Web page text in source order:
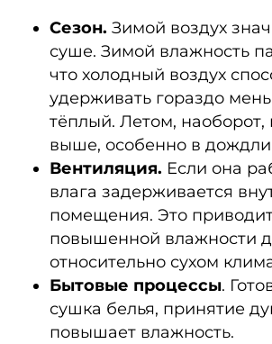
Сезон. Зимой воздух
суше. Зимой влажность
что холодный воздух
удерживать гораздо
тёплый. Летом, наоборот,
выше, особенно в
Вентиляция. Если она
влага задерживается
помещения. Это
повышенной влажности
относительно сухом
Бытовые процессы.
сушка белья, принятие
повышает влажность.